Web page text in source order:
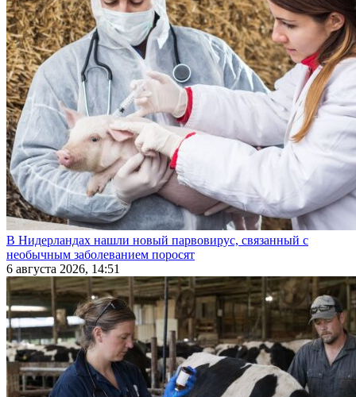
В Нидерландах нашли новый парвовирус, связанный с
необычным заболеванием поросят
6 августа 2026, 14:51